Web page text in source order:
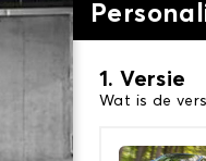
1. Versie
Wat is de